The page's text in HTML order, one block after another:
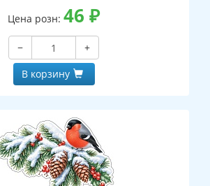
Цена розн: 46 ₽
−
+
В корзину